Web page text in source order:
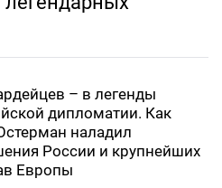
– в легенды
дипломатии. Как
наладил
России и крупнейших
Европы